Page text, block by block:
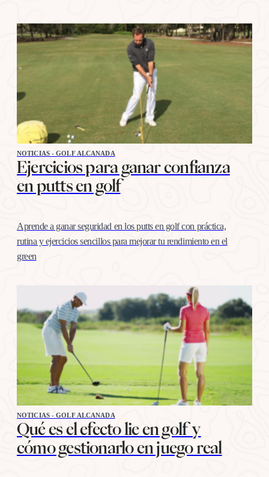
NOTICIAS - GOLF ALCANADA
Ejercicios para ganar confianza
en putts en golf
Aprende a ganar seguridad en los putts en golf con práctica,
rutina y ejercicios sencillos para mejorar tu rendimiento en el
green
NOTICIAS - GOLF ALCANADA
Qué es el efecto lie en golf y
cómo gestionarlo en juego real